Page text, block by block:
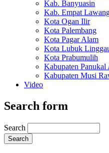
Kab. Banyuasin
Kab. Empat
Kota Ogan Ilir
Kota Palembang
Kota Pagar Alam
Kota Lubuk
Kota Prabumulih
Kabupaten
Kabupaten Musi
Video
Search form
Search